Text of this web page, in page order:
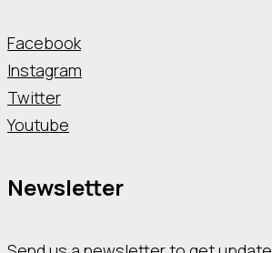
Facebook
Instagram
Twitter
Youtube
Newsletter